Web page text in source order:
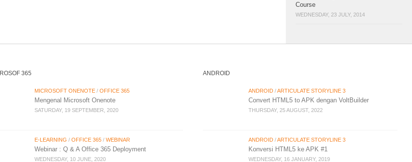
Course
WEDNESDAY, 23 JULY, 2014
365
MICROSOFT ONENOTE/ OFFICE 365
Mengenal Microsoft Onenote
SATURDAY, 19 SEPTEMBER, 2020
E-LEARNING / OFFICE 365/ WEBINAR
Webinar : Q & A Office 365 Deployment
WEDNESDAY, 10 JUNE, 2020
ANDROID
ANDROID /ARTICULATE STORYLINE 3
Convert HTML5 to APK dengan VoltBuilder
THURSDAY, 25 AUGUST, 2022
ANDROID /ARTICULATE STORYLINE 3
Konversi HTML5 ke APK #1
WEDNESDAY, 16 JANUARY, 2019